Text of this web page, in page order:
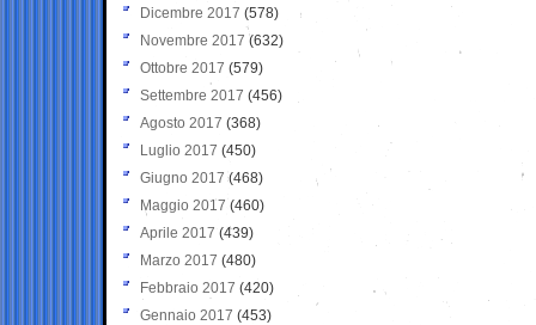
Dicembre 2017 (578)
Novembre 2017 (632)
Ottobre 2017 (579)
Settembre 2017 (456)
Agosto 2017 (368)
Luglio 2017 (450)
Giugno 2017 (468)
Maggio 2017 (460)
Aprile 2017 (439)
Marzo 2017 (480)
Febbraio 2017 (420)
Gennaio 2017 (453)